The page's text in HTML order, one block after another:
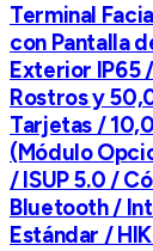
Terminal
con Pantalla
Exterior IP65
Rostros y
Tarjetas /
(Módulo
/ ISUP 5.0 /
Bluetooth /
Estándar /